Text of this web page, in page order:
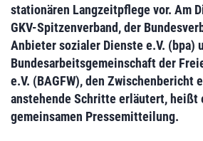
stationären Langzeitpflege vor. Am
GKV-Spitzenverband, der
Anbieter sozialer Dienste e.V. (bpa)
Bundesarbeitsgemeinschaft der
e.V. (BAGFW), den Zwischenbericht
anstehende Schritte erläutert, heißt
gemeinsamen Pressemitteilung.